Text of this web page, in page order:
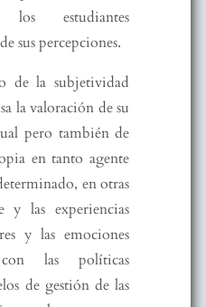
estudiantes
sus percepciones.
de la subjetividad
la valoración de su
pero también de
en tanto agente
en otras
y las experiencias
y las emociones
las políticas
de gestión de las